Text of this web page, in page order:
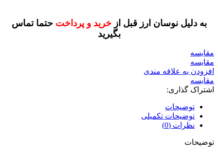
به دلیل نوسان ارز قبل از خرید و پرداختحتما تماس
بگیرید
مقايسه
مقایسه
افزودن به علاقه مندی
مقایسه
اشتراک گذاری:
توضیحات
توضیحات تکمیلی
نظرات (0)
توضیحات